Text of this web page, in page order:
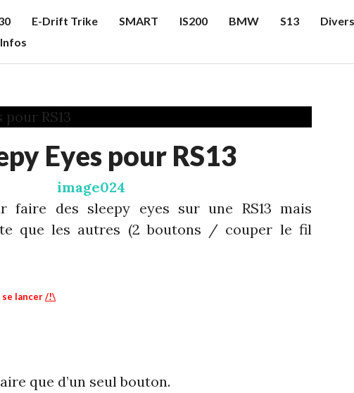
E-Drift Trike SMART IS200 BMW S13 Divers
Eyes pour RS13
faire des sleepy eyes sur une RS13 mais
que les autres (2 boutons / couper le fil
lancer/!\
que d’un seul bouton.